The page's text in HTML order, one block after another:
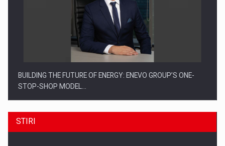
BUILDING THE FUTURE OF ENERGY: ENEVO GROUP’S ONE-
STOP-SHOP MODEL…
STIRI